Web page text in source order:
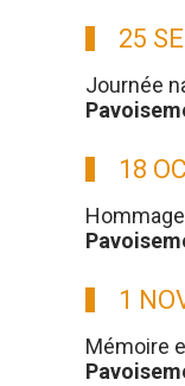
25
Journée
18
1
Mémoire